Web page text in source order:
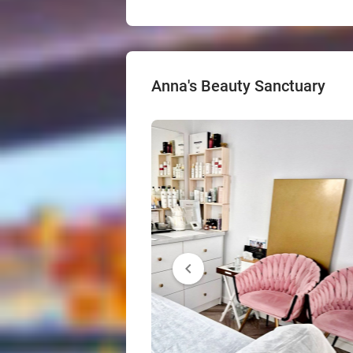
Anna's Beauty Sanctuary
chevron_left